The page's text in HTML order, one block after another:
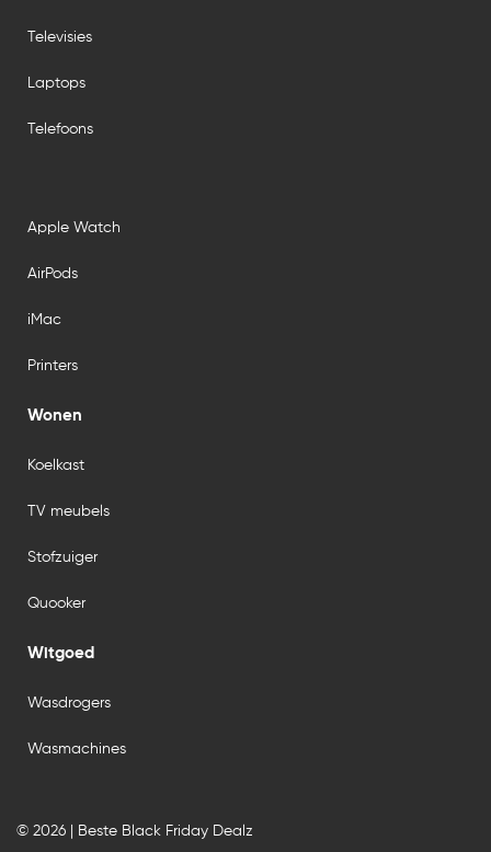
Televisies
Laptops
Telefoons
Apple Watch
AirPods
iMac
Printers
Wonen
Koelkast
TV meubels
Stofzuiger
Quooker
Witgoed
Wasdrogers
Wasmachines
© 2026 | Beste Black Friday Dealz